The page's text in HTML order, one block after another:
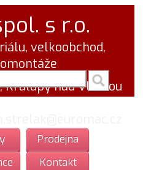
s r.o.
velkoobchod,
Kralupy nad Vltavou
Prodejna
Kontakt